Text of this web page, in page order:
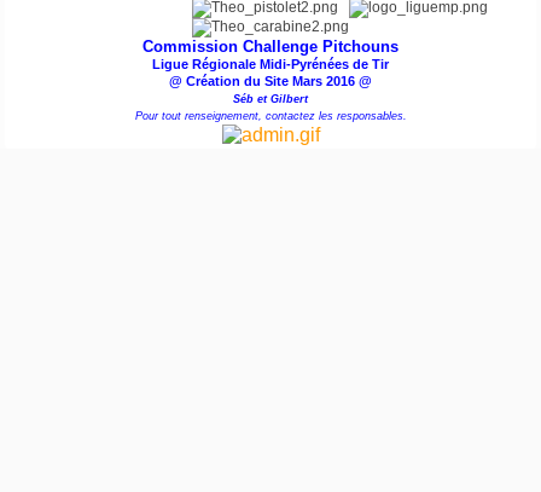
Commission Challenge Pitchouns
Ligue Régionale Midi-Pyrénées de Tir
@ Création du Site Mars 2016 @
Séb et Gilbert
Pour tout renseignement, contactez les responsables.